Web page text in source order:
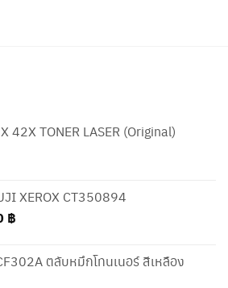
42X TONER LASER (Original)
XEROX CT350894
฿
ตลับหมึกโทนเนอร์ สีเหลือง